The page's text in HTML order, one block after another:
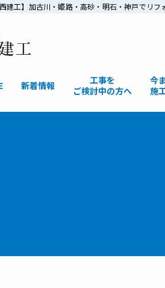
建工】加古川・姫路・高砂・明石・神戸でリ
新着情報
工事を
ご検討中の方へ
今
施